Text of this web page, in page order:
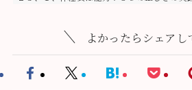
よかったらシェアし